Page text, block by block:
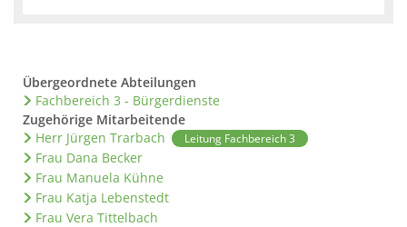
Übergeordnete Abteilungen
Fachbereich 3 - Bürgerdienste
Zugehörige Mitarbeitende
Herr Jürgen Trarbach
Leitung Fachbereich 3
Frau Dana Becker
Frau Manuela Kühne
Frau Katja Lebenstedt
Frau Vera Tittelbach